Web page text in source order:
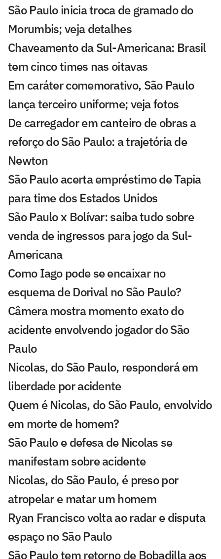
São Paulo inicia troca de gramado do
Morumbis; veja detalhes
Chaveamento da Sul-Americana: Brasil
tem cinco times nas oitavas
Em caráter comemorativo, São Paulo
lança terceiro uniforme; veja fotos
De carregador em canteiro de obras a
reforço do São Paulo: a trajetória de
Newton
São Paulo acerta empréstimo de Tapia
para time dos Estados Unidos
São Paulo x Bolívar: saiba tudo sobre
venda de ingressos para jogo da Sul-
Americana
Como Iago pode se encaixar no
esquema de Dorival no São Paulo?
Câmera mostra momento exato do
acidente envolvendo jogador do São
Paulo
Nicolas, do São Paulo, responderá em
liberdade por acidente
Quem é Nicolas, do São Paulo, envolvido
em morte de homem?
São Paulo e defesa de Nicolas se
manifestam sobre acidente
Nicolas, do São Paulo, é preso por
atropelar e matar um homem
Ryan Francisco volta ao radar e disputa
espaço no São Paulo
São Paulo tem retorno de Bobadilla aos